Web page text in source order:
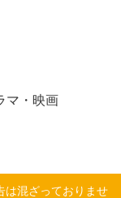
マ・映画
は混ざっておりませ